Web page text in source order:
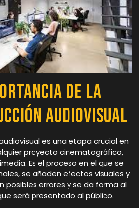
de la
Audiovisual
es una etapa crucial en
proyecto cinematográfico,
Es el proceso en el que se
se añaden efectos visuales y
posibles errores y se da forma al
será presentado al público.